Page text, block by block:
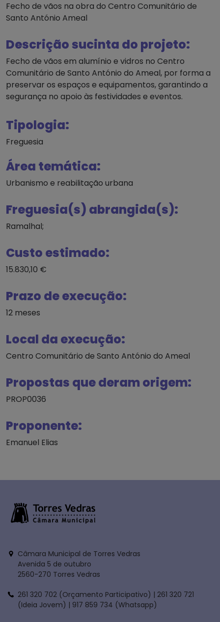
Fecho de vãos na obra do Centro Comunitário de
Santo António Ameal
Descrição sucinta do projeto:
Fecho de vãos em alumínio e vidros no Centro
Comunitário de Santo António do Ameal, por forma a
preservar os espaços e equipamentos, garantindo a
segurança no apoio às festividades e eventos.
Tipologia:
Freguesia
Área temática:
Urbanismo e reabilitação urbana
Freguesia(s) abrangida(s):
Ramalhal;
Custo estimado:
15.830,10 €
Prazo de execução:
12 meses
Local da execução:
Centro Comunitário de Santo António do Ameal
Propostas que deram origem:
PROP0036
Proponente:
Emanuel Elias
Câmara Municipal de Torres Vedras
Avenida 5 de outubro
2560-270 Torres Vedras
261 320 702 (Orçamento Participativo) | 261 320 721
(Ideia Jovem) | 917 859 734 (Whatsapp)